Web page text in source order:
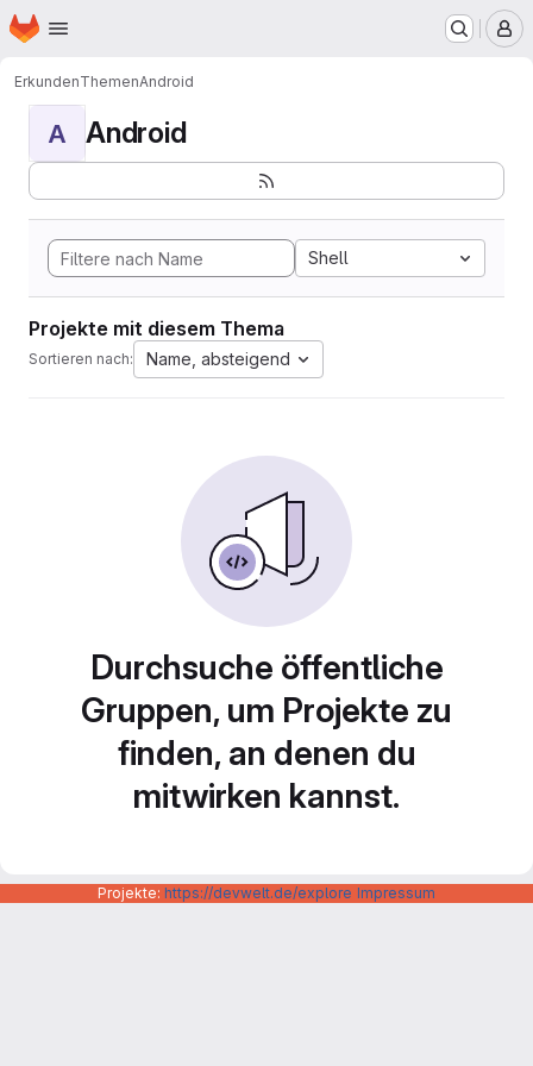
Zum Hauptinhalt springen
Startseite
ErkundenThemenAndroid
A Android
Shell
Projekte mit diesem Thema
Sortieren nach: Name, absteigend
Durchsuche öffentliche
Gruppen, um Projekte zu
finden, an denen du
mitwirken kannst.
Projekte: https://devwelt.de/explore Impressum